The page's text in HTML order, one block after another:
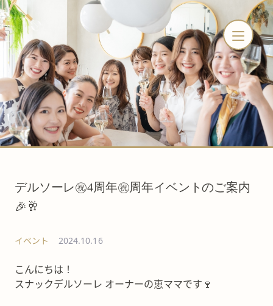
デルソーレ㊗️4周年㊗️周年イベントのご案内
🎉🥂
イベント 2024.10.16
こんにちは！
スナックデルソーレ オーナーの恵ママです🍷